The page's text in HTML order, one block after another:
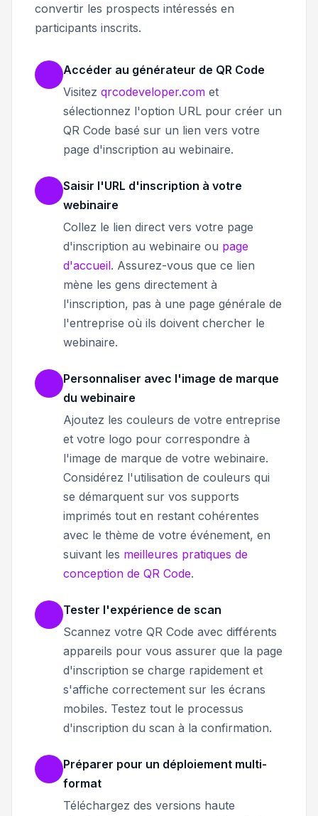
convertir les prospects intéressés en
participants inscrits.
Accéder au générateur de QR Code
Visitez qrcodeveloper.com et
sélectionnez l'option URL pour créer un
QR Code basé sur un lien vers votre
page d'inscription au webinaire.
Saisir l'URL d'inscription à votre
webinaire
Collez le lien direct vers votre page
d'inscription au webinaire ou page
d'accueil. Assurez-vous que ce lien
mène les gens directement à
l'inscription, pas à une page générale de
l'entreprise où ils doivent chercher le
webinaire.
Personnaliser avec l'image de marque
du webinaire
Ajoutez les couleurs de votre entreprise
et votre logo pour correspondre à
l'image de marque de votre webinaire.
Considérez l'utilisation de couleurs qui
se démarquent sur vos supports
imprimés tout en restant cohérentes
avec le thème de votre événement, en
suivant les meilleures pratiques de
conception de QR Code.
Tester l'expérience de scan
Scannez votre QR Code avec différents
appareils pour vous assurer que la page
d'inscription se charge rapidement et
s'affiche correctement sur les écrans
mobiles. Testez tout le processus
d'inscription du scan à la confirmation.
Préparer pour un déploiement multi-
format
Téléchargez des versions haute